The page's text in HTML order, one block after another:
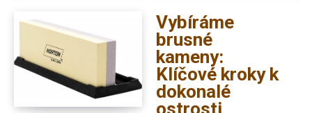
Vybíráme
brusné
kameny:
Klíčové kroky k
dokonalé